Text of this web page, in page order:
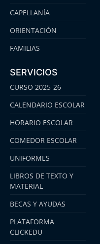
CAPELLANÍA
ORIENTACIÓN
FAMILIAS
SERVICIOS
CURSO 2025-26
CALENDARIO ESCOLAR
HORARIO ESCOLAR
COMEDOR ESCOLAR
UNIFORMES
LIBROS DE TEXTO Y
MATERIAL
BECAS Y AYUDAS
PLATAFORMA
CLICKEDU